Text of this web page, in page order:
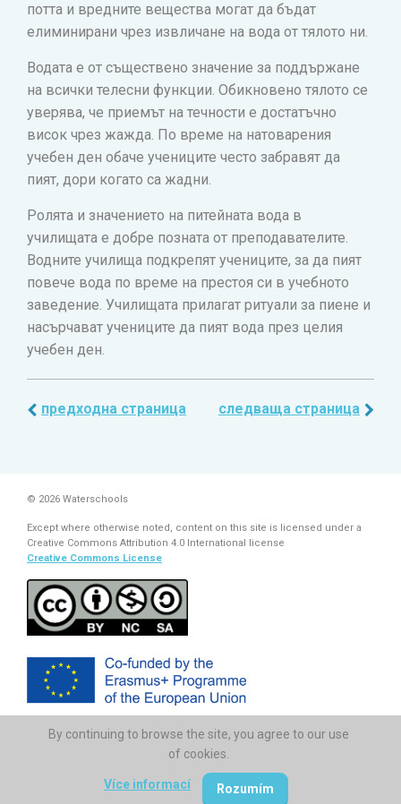
потта и вредните вещества могат да бъдат
елиминирани чрез извличане на вода от тялото ни.
Водата е от съществено значение за поддържане
на всички телесни функции. Обикновено тялото се
уверява, че приемът на течности е достатъчно
висок чрез жажда. По време на натоварения
учебен ден обаче учениците често забравят да
пият, дори когато са жадни.
Ролята и значението на питейната вода в
училищата е добре позната от преподавателите.
Водните училища подкрепят учениците, за да пият
повече вода по време на престоя си в учебното
заведение. Училищата прилагат ритуали за пиене и
насърчават учениците да пият вода през целия
учебен ден.
предходна страница следваща страница
© 2026 Waterschools
Except where otherwise noted, content on this site is licensed under a
Creative Commons Attribution 4.0 International license
Creative Commons License
The European Commission support for the production of this
publication does not constitute endorsement of the contents which
held responsi­ble for any use which may be made of the information
By continuing to browse the site, you agree to our use
of cookies.
Více informací Rozumím